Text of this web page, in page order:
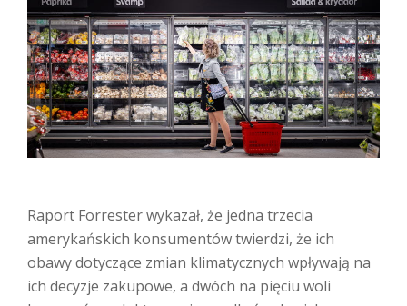
Raport Forrester wykazał, że jedna trzecia
amerykańskich konsumentów twierdzi, że ich
obawy dotyczące zmian klimatycznych wpływają na
ich decyzje zakupowe, a dwóch na pięciu woli